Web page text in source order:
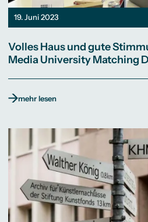
19. Juni 2023
Volles Haus und gute
Media University Matching
mehr lesen